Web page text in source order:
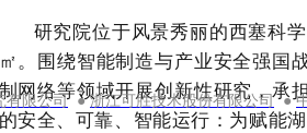
研究院位于风景秀丽的西塞科
㎡。围绕智能制造与产业安全强国
网络等领域开展创新性研究，承
的安全、可靠、智能运行：为赋能
有限公司 ●浙江可胜技术股份有限公司 ●